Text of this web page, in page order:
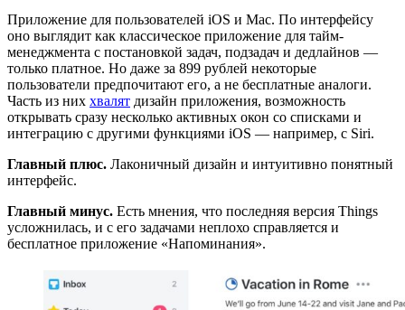
Приложение для пользователей iOS и Mac. По интерфейсу
оно выглядит как классическое приложение для тайм-
менеджмента с постановкой задач, подзадач и дедлайнов —
только платное. Но даже за 899 рублей некоторые
пользователи предпочитают его, а не бесплатные аналоги.
Часть из них хвалят дизайн приложения, возможность
открывать сразу несколько активных окон со списками и
интеграцию с другими функциями iOS — например, с Siri.
Главный плюс. Лаконичный дизайн и интуитивно понятный
интерфейс.
Главный минус. Есть мнения, что последняя версия Things
усложнилась, и с его задачами неплохо справляется и
бесплатное приложение «Напоминания».